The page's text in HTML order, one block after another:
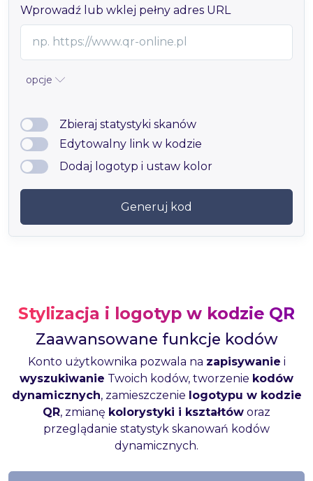
Wprowadź lub wklej pełny adres URL
opcje
Zbieraj statystyki skanów
Edytowalny link w kodzie
Dodaj logotyp i ustaw kolor
Generuj kod
Stylizacja i logotyp w kodzie QR
Zaawansowane funkcje kodów
Konto użytkownika pozwala na zapisywanie i
wyszukiwanie Twoich kodów, tworzenie kodów
dynamicznych, zamieszczenie logotypu w kodzie
QR, zmianę kolorystyki i kształtów oraz
przeglądanie statystyk skanowań kodów
dynamicznych.